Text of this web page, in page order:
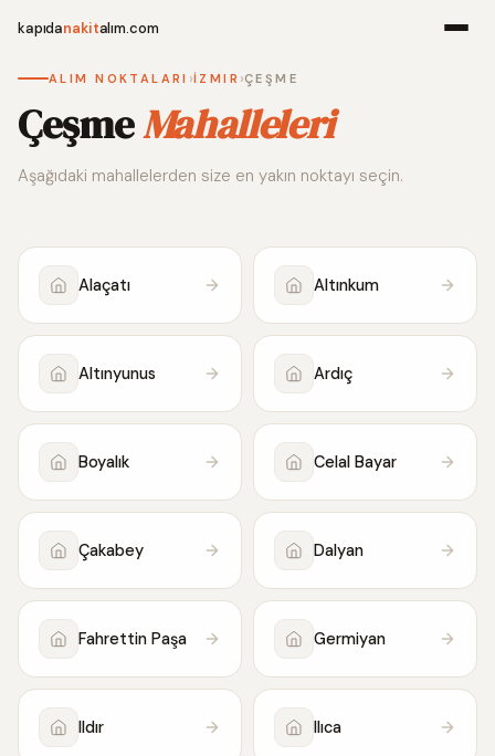
kapıdanakitalım.com
Alım
ALIM NOKTALARI ›İZMIR ›ÇEŞME
ÇeşmeMahalleleri
Aşağıdaki mahallelerden size en yakın noktayı seçin.
Alaçatı Altınkum
Altınyunus Ardıç
Boyalık Celal Bayar
Çakabey Dalyan
Fahrettin Paşa Germiyan
Ildır Ilıca